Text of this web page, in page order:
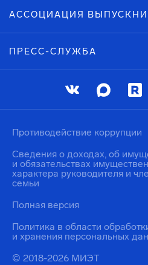
АССОЦИАЦИЯ
ПРЕСС-СЛУЖБА
© 2018-2026 МИЭТ
Политика в области
и хранения персональных
Противодействие коррупции
Сведения о доходах, об
и обязательствах
характера руководителя и
семьи
Полная версия